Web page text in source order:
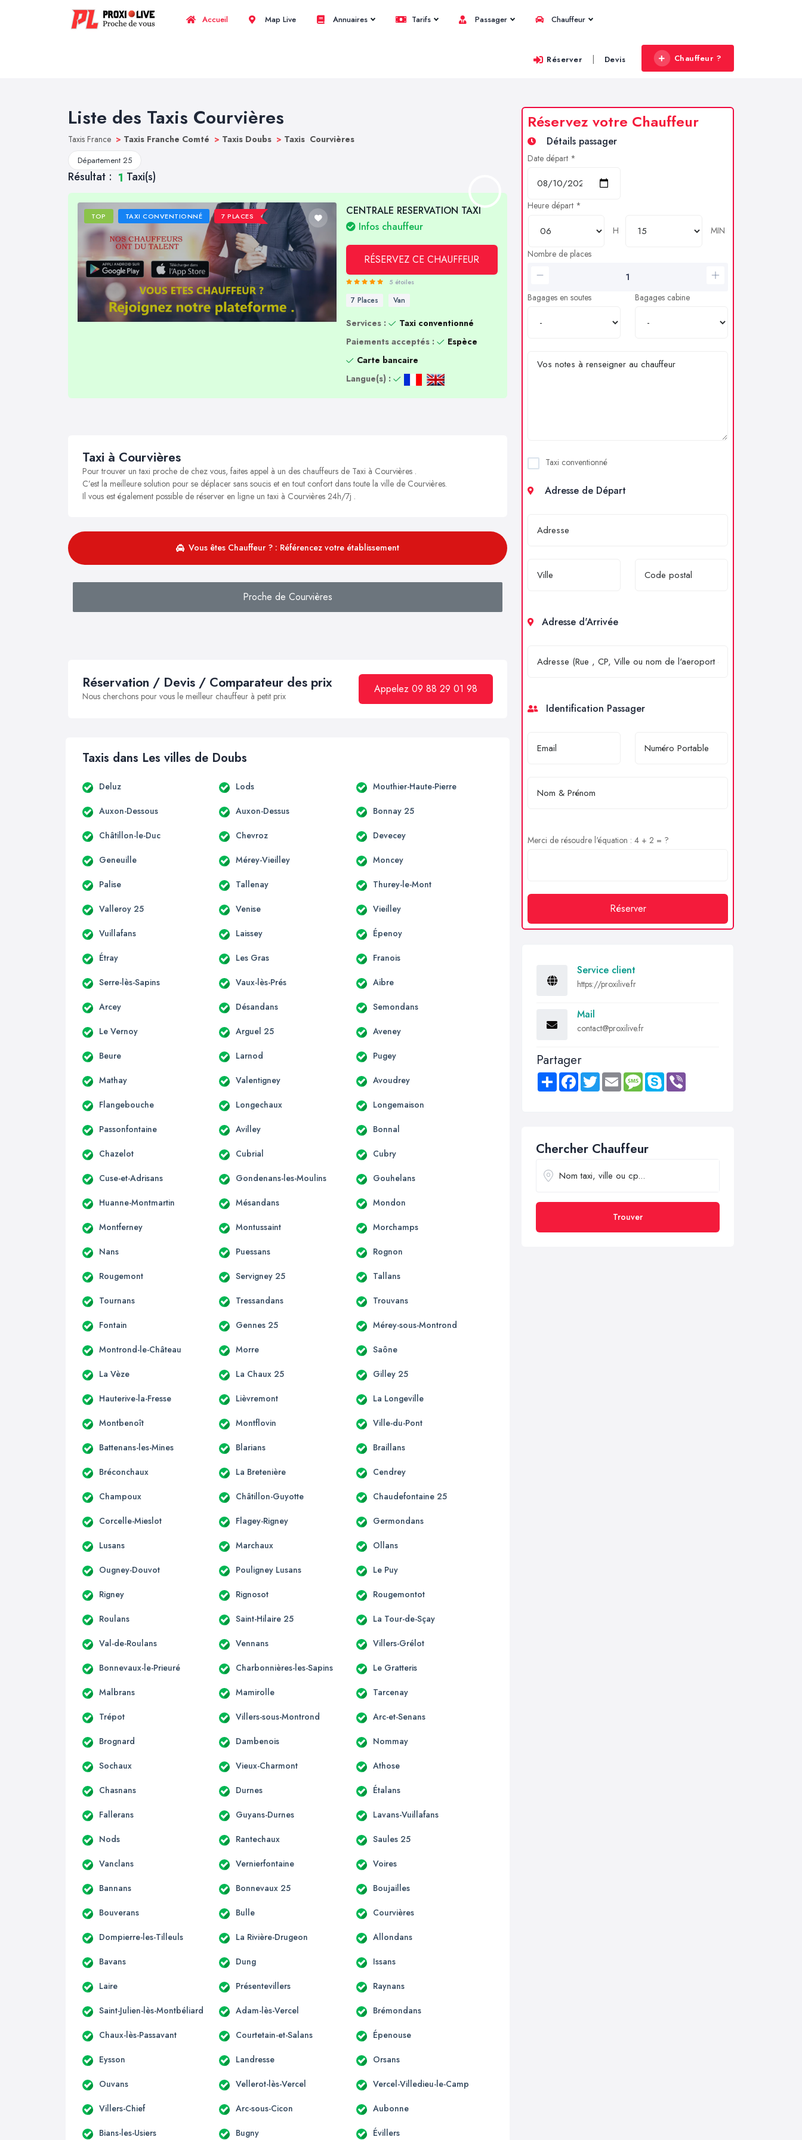
Accueil Map Live Annuaires Tarifs Passager Chauffeur
Réserver | Devis Chauffeur ?
Liste des Taxis Courvières
Taxis France > Taxis Franche Comté > Taxis Doubs > Taxis Courvières
Département 25
Résultat : 1 Taxi(s)
TOP TAXI CONVENTIONNÉ 7 PLACES
CENTRALE RESERVATION TAXI
Infos chauffeur
RÉSERVEZ CE CHAUFFEUR
5 étoiles
7 Places Van
Services :
Taxi conventionné
Paiements acceptés :
Espèce
Carte bancaire
Langue(s) :
Taxi à Courvières
Pour trouver un taxi proche de chez vous, faites appel à un des chauffeurs de Taxi à Courvières .
C’est la meilleure solution pour se déplacer sans soucis et en tout confort dans toute la ville de Courvières.
Il vous est également possible de réserver en ligne un taxi à Courvières 24h/7j .
Vous êtes Chauffeur ? : Référencez votre établissement
Proche de Courvières
Réservation / Devis / Comparateur des prix
Nous cherchons pour vous le meilleur chauffeur à petit prix
Appelez 09 88 29 01 98
Taxis dans Les villes de Doubs
Deluz Lods Mouthier-Haute-Pierre
Auxon-Dessous Auxon-Dessus Bonnay 25
Châtillon-le-Duc Chevroz Devecey
Geneuille Mérey-Vieilley Moncey
Palise Tallenay Thurey-le-Mont
Valleroy 25 Venise Vieilley
Vuillafans Laissey Épenoy
Étray Les Gras Franois
Serre-lès-Sapins Vaux-lès-Prés Aibre
Arcey Désandans Semondans
Le Vernoy Arguel 25 Aveney
Beure Larnod Pugey
Mathay Valentigney Avoudrey
Flangebouche Longechaux Longemaison
Passonfontaine Avilley Bonnal
Chazelot Cubrial Cubry
Cuse-et-Adrisans Gondenans-les-Moulins Gouhelans
Huanne-Montmartin Mésandans Mondon
Montferney Montussaint Morchamps
Nans Puessans Rognon
Rougemont Servigney 25 Tallans
Tournans Tressandans Trouvans
Fontain Gennes 25 Mérey-sous-Montrond
Montrond-le-Château Morre Saône
La Vèze La Chaux 25 Gilley 25
Hauterive-la-Fresse Lièvremont La Longeville
Montbenoît Montflovin Ville-du-Pont
Battenans-les-Mines Blarians Braillans
Bréconchaux La Bretenière Cendrey
Champoux Châtillon-Guyotte Chaudefontaine 25
Corcelle-Mieslot Flagey-Rigney Germondans
Lusans Marchaux Ollans
Ougney-Douvot Pouligney Lusans Le Puy
Rigney Rignosot Rougemontot
Roulans Saint-Hilaire 25 La Tour-de-Sçay
Val-de-Roulans Vennans Villers-Grélot
Bonnevaux-le-Prieuré Charbonnières-les-Sapins Le Gratteris
Malbrans Mamirolle Tarcenay
Trépot Villers-sous-Montrond Arc-et-Senans
Brognard Dambenois Nommay
Sochaux Vieux-Charmont Athose
Chasnans Durnes Étalans
Fallerans Guyans-Durnes Lavans-Vuillafans
Nods Rantechaux Saules 25
Vanclans Vernierfontaine Voires
Bannans Bonnevaux 25 Boujailles
Bouverans Bulle Courvières
Dompierre-les-Tilleuls La Rivière-Drugeon Allondans
Bavans Dung Issans
Laire Présentevillers Raynans
Saint-Julien-lès-Montbéliard Adam-lès-Vercel Brémondans
Chaux-lès-Passavant Courtetain-et-Salans Épenouse
Eysson Landresse Orsans
Ouvans Vellerot-lès-Vercel Vercel-Villedieu-le-Camp
Villers-Chief Arc-sous-Cicon Aubonne
Bians-les-Usiers Bugny Évillers
Réservez votre Chauffeur
Détails passager
Date départ *
Heure départ *
H
MIN
Nombre de places
Bagages en soutes Bagages cabine
Taxi conventionné
Adresse de Départ
Adresse d'Arrivée
Identification Passager
Merci de résoudre l'équation : 4 + 2 = ?
Réserver
Service client
https://proxilive.fr
Mail
contact@proxilive.fr
Partager
Share FacebookTwitter Email MessageSkype
Chercher Chauffeur
Trouver